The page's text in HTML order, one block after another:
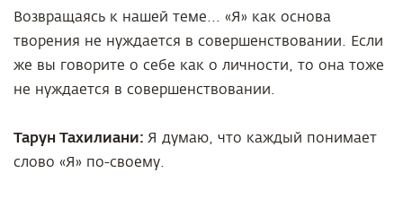
Возвращаясь к нашей теме... «Я» как основа
творения не нуждается в совершенствовании. Если
же вы говорите о себе как о личности, то она тоже
не нуждается в совершенствовании.
Тарун Тахилиани: Я думаю, что каждый понимает
слово «Я» по-своему.